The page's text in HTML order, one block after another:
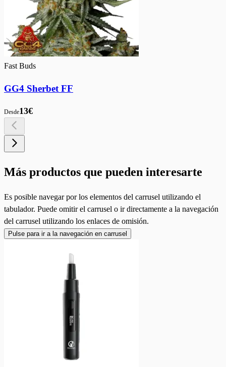
Fast Buds
GG4 Sherbet FF
Desde13€
Más productos que pueden interesarte
Es posible navegar por los elementos del carrusel utilizando el
tabulador. Puede omitir el carrusel o ir directamente a la navegación
del carrusel utilizando los enlaces de omisión.
Pulse para ir a la navegación en carrusel